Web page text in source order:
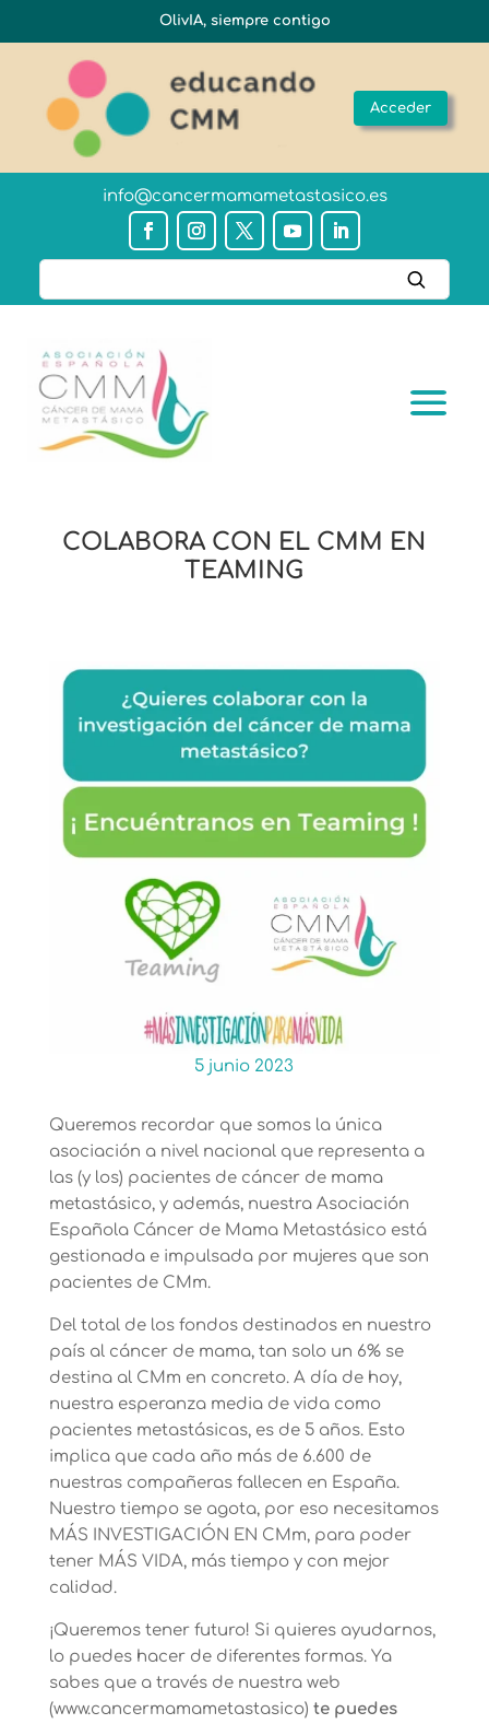
OlivIA, siempre contigo
Acceder
info@cancermamametastasico.es
COLABORA CON EL CMM EN
TEAMING
5 junio 2023
Queremos recordar que somos la única
asociación a nivel nacional que representa a
las (y los) pacientes de cáncer de mama
metastásico, y además, nuestra Asociación
Española Cáncer de Mama Metastásico está
gestionada e impulsada por mujeres que son
pacientes de CMm.
Del total de los fondos destinados en nuestro
país al cáncer de mama, tan solo un 6% se
destina al CMm en concreto. A día de hoy,
nuestra esperanza media de vida como
pacientes metastásicas, es de 5 años. Esto
implica que cada año más de 6.600 de
nuestras compañeras fallecen en España.
Nuestro tiempo se agota, por eso necesitamos
MÁS INVESTIGACIÓN EN CMm, para poder
tener MÁS VIDA, más tiempo y con mejor
calidad.
¡Queremos tener futuro! Si quieres ayudarnos,
lo puedes hacer de diferentes formas. Ya
sabes que a través de nuestra web
(www.cancermamametastasico) te puedes